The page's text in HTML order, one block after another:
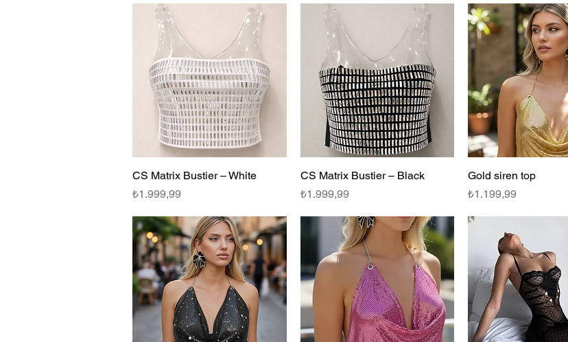
Hızlı Bakış
CS Matrix Bustier – White
Fiyat
₺1.999,99
Hızlı Bakış
CS Matrix Bustier – Black
Fiyat
₺1.999,99
Hızlı Bakış
Gold siren top
Fiyat
₺1.199,99